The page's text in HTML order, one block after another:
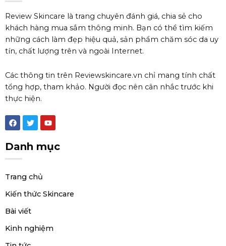
Review Skincare là trang chuyên đánh giá, chia sẻ cho
khách hàng mua sắm thông minh. Bạn có thể tìm kiếm
những cách làm đẹp hiệu quả, sản phẩm chăm sóc da uy
tín, chất lượng trên và ngoài Internet.
Các thông tin trên Reviewskincare.vn chỉ mang tính chất
tổng hợp, tham khảo. Người đọc nên cân nhắc trước khi
thực hiện.
F
a
c
e
b
o
T
w
i
t
Y
o
u
u
Danh mục
Trang chủ
Kiến thức Skincare
Bài viết
Kinh nghiệm